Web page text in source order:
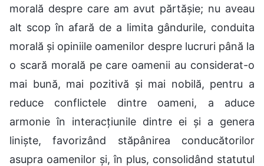
morală despre care am avut părtășie; nu aveau
alt scop în afară de a limita gândurile, conduita
morală și opiniile oamenilor despre lucruri până la
o scară morală pe care oamenii au considerat-o
mai bună, mai pozitivă și mai nobilă, pentru a
reduce conflictele dintre oameni, a aduce
armonie în interacțiunile dintre ei și a genera
liniște, favorizând stăpânirea conducătorilor
asupra oamenilor și, în plus, consolidând statutul